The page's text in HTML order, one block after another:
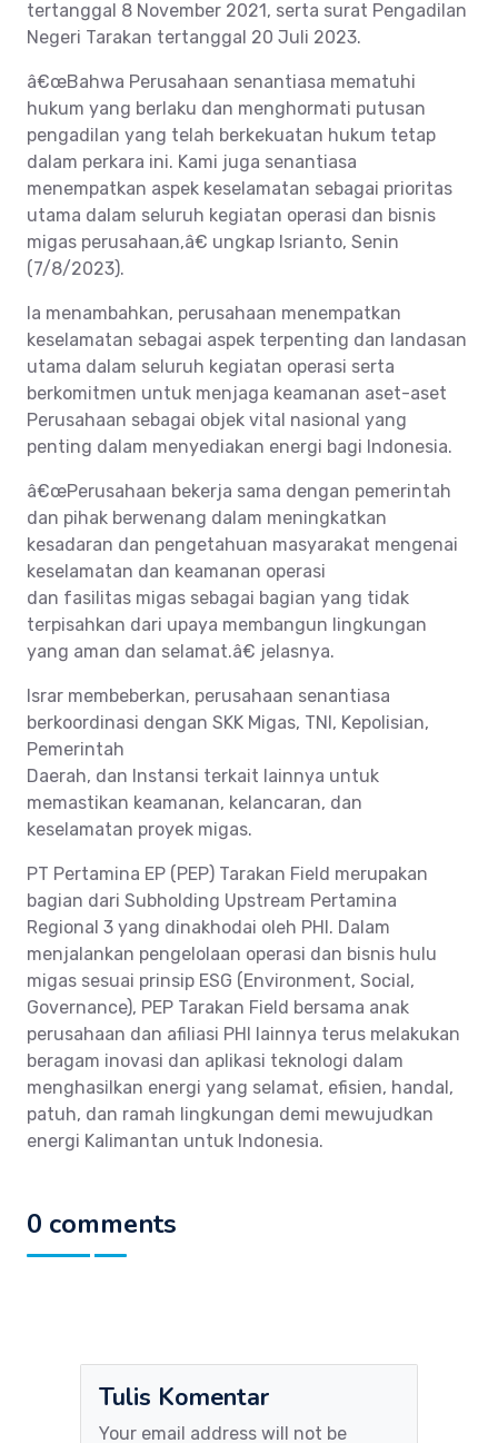
tertanggal 8 November 2021, serta surat Pengadilan
Negeri Tarakan tertanggal 20 Juli 2023.
â€œBahwa Perusahaan senantiasa mematuhi
hukum yang berlaku dan menghormati putusan
pengadilan yang telah berkekuatan hukum tetap
dalam perkara ini. Kami juga senantiasa
menempatkan aspek keselamatan sebagai prioritas
utama dalam seluruh kegiatan operasi dan bisnis
migas perusahaan,â€ ungkap Isrianto, Senin
(7/8/2023).
Ia menambahkan, perusahaan menempatkan
keselamatan sebagai aspek terpenting dan landasan
utama dalam seluruh kegiatan operasi serta
berkomitmen untuk menjaga keamanan aset-aset
Perusahaan sebagai objek vital nasional yang
penting dalam menyediakan energi bagi Indonesia.
â€œPerusahaan bekerja sama dengan pemerintah
dan pihak berwenang dalam meningkatkan
kesadaran dan pengetahuan masyarakat mengenai
keselamatan dan keamanan operasi
dan fasilitas migas sebagai bagian yang tidak
terpisahkan dari upaya membangun lingkungan
yang aman dan selamat.â€ jelasnya.
Israr membeberkan, perusahaan senantiasa
berkoordinasi dengan SKK Migas, TNI, Kepolisian,
Pemerintah
Daerah, dan Instansi terkait lainnya untuk
memastikan keamanan, kelancaran, dan
keselamatan proyek migas.
PT Pertamina EP (PEP) Tarakan Field merupakan
bagian dari Subholding Upstream Pertamina
Regional 3 yang dinakhodai oleh PHI. Dalam
menjalankan pengelolaan operasi dan bisnis hulu
migas sesuai prinsip ESG (Environment, Social,
Governance), PEP Tarakan Field bersama anak
perusahaan dan afiliasi PHI lainnya terus melakukan
beragam inovasi dan aplikasi teknologi dalam
menghasilkan energi yang selamat, efisien, handal,
patuh, dan ramah lingkungan demi mewujudkan
energi Kalimantan untuk Indonesia.
0 comments
Tulis Komentar
Your email address will not be